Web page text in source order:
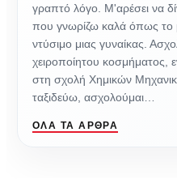
γραπτό λόγο. Μ'αρέσει να
που γνωρίζω καλά όπως το
ντύσιμο μιας γυναίκας.
χειροποίητου
στη σχολή Χημικών
ταξιδεύω, ασχολούμαι…
ΌΛΑ ΤΑ ΆΡΘΡΑ